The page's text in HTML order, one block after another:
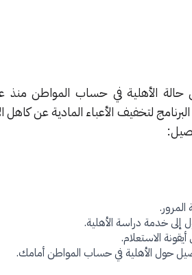
لتخفيف الأعباء المادية عن كاهل
إلى خدمة دراسة الأهلية.
الاستعلام.
حول الأهلية في حساب المواطن أمامك.